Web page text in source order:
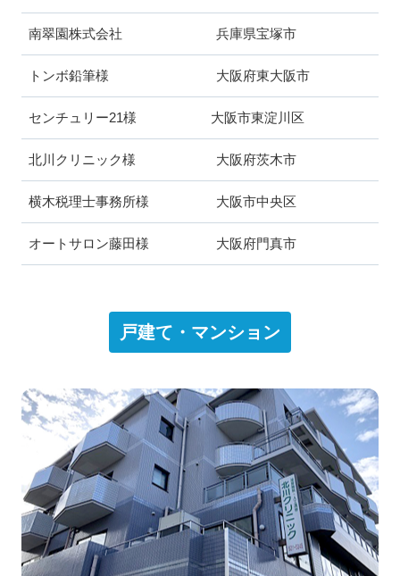
南翠園株式会社 兵庫県宝塚市
トンボ鉛筆様 大阪府東大阪市
センチュリー21様 大阪市東淀川区
北川クリニック様 大阪府茨木市
横木税理士事務所様 大阪市中央区
オートサロン藤田様 大阪府門真市
戸建て・マンション